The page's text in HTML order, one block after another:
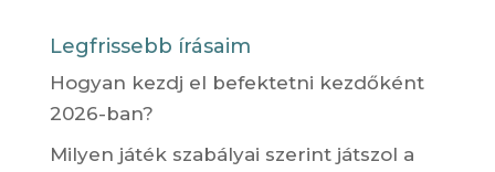
Legfrissebb írásaim
Hogyan kezdj el befektetni kezdőként
2026-ban?
Milyen játék szabályai szerint játszol a